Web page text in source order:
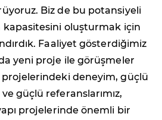
Biz de bu potansiyeli
kapasitesini oluşturmak için
Faaliyet gösterdiğimiz
yeni proje ile görüşmeler
deneyim, güçlü
güçlü referanslarımız,
projelerinde önemli bir